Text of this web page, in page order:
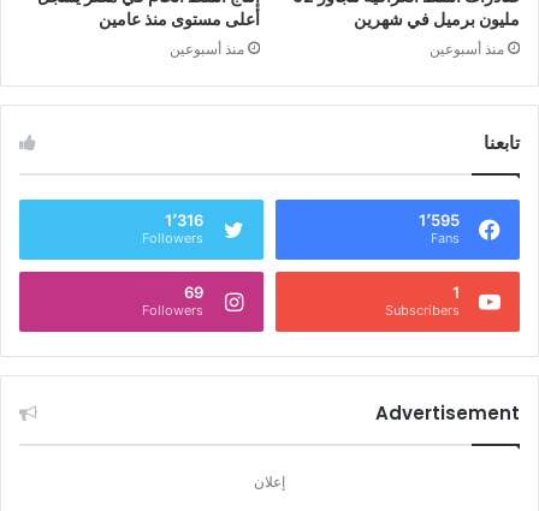
مليون برميل في شهرين
منذ أسبوعين
أعلى مستوى منذ عامين
منذ أسبوعين
تابعنا
1٬595
Fans
Followers
Subscribers
69
Followers
Advertisement
إعلان